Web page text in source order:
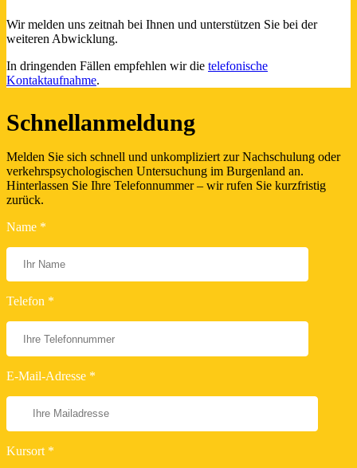
Wir melden uns zeitnah bei Ihnen und unterstützen Sie bei der
weiteren Abwicklung.
In dringenden Fällen empfehlen wir die telefonische
Kontaktaufnahme.
Schnellanmeldung
Melden Sie sich schnell und unkompliziert zur Nachschulung oder
verkehrspsychologischen Untersuchung im Burgenland an.
Hinterlassen Sie Ihre Telefonnummer – wir rufen Sie kurzfristig
zurück.
Name *
Telefon *
E-Mail-Adresse *
Kursort *